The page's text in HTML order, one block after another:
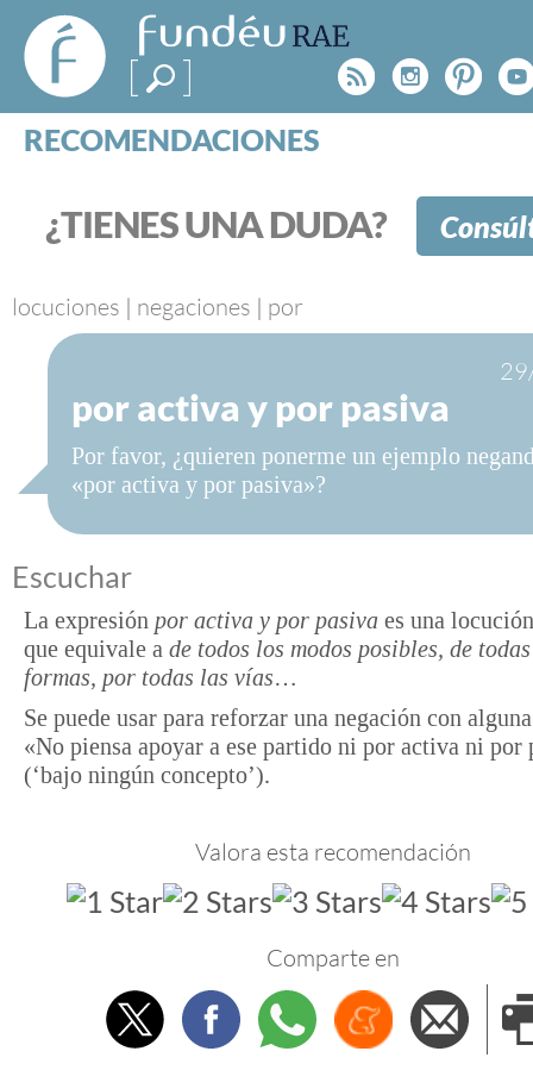
FundéuRAE
- Fundación
del Español
Urgente
Rss
RECOMENDACIONES
CATEGORÍAS
ESPECIALES
BLOG
NOTICIAS
SOBRE LA FUNDÉURAE
FundéuRAE es una fundación patrocinada por la
y la Real Academia Española, cuyo objetivo es
el buen uso del español en los medios de
Internet.
¿TIENES UNA DUDA?
locuciones | negaciones | por
por activa y por pasiva
Por favor, ¿quieren ponerme un ejemplo
«por activa y por pasiva»?
Escuchar
La expresión por activa y por pasiva es una
que equivale a de todos los modos posibles, de
formas, por todas las vías…
Se puede usar para reforzar una negación con
«No piensa apoyar a ese partido ni por activa ni por
(‘bajo ningún concepto’).
Valora esta recomendación
Comparte en
TwitterFacebookWhatsappMenéame